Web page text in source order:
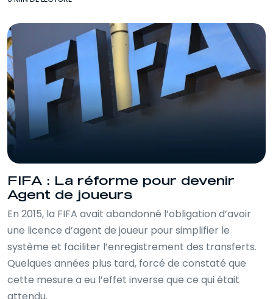
FIFA : La réforme pour devenir
Agent de joueurs
En 2015, la FIFA avait abandonné l’obligation d’avoir
une licence d’agent de joueur pour simplifier le
système et faciliter l’enregistrement des transferts.
Quelques années plus tard, forcé de constaté que
cette mesure a eu l’effet inverse que ce qui était